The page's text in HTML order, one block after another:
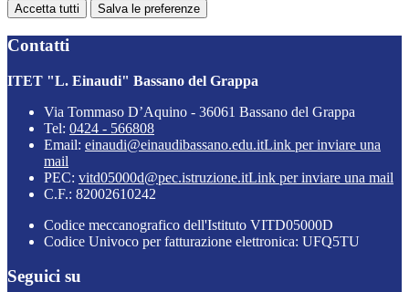
Accetta tutti Salva le preferenze
Contatti
ITET "L. Einaudi" Bassano del Grappa
Via Tommaso D’Aquino - 36061 Bassano del Grappa
Tel: 0424 - 566808
Email: einaudi@einaudibassano.edu.itLink per inviare una
mail
PEC: vitd05000d@pec.istruzione.itLink per inviare una mail
C.F.: 82002610242
Codice meccanografico dell'Istituto VITD05000D
Codice Univoco per fatturazione elettronica: UFQ5TU
Seguici su